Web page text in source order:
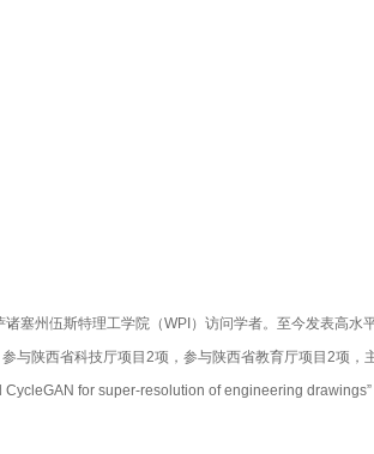
诸塞州伍斯特理工学院（WPI ）访问学者。至今发表高水
与陕西省科技厅项目 2项，参与陕西省教育厅项目 2项，
CycleGAN for super-resolution of engineering drawings”